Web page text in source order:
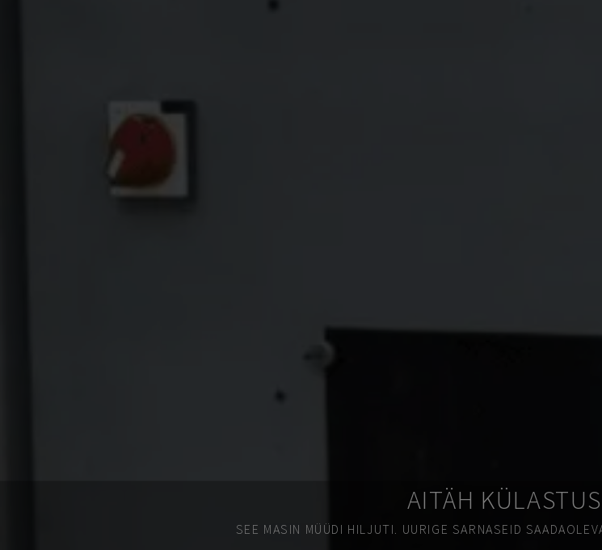
AITÄH
SEE MASIN MÜÜDI HILJUTI. UURIGE SARNASEID